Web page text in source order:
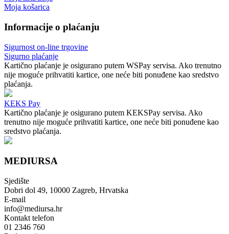
Moja košarica
Informacije o plaćanju
Sigurnost on-line trgovine
Sigurno plaćanje
Kartično plaćanje je osigurano putem WSPay servisa. Ako trenutno
nije moguće prihvatiti kartice, one neće biti ponuđene kao sredstvo
plaćanja.
KEKS Pay
Kartično plaćanje je osigurano putem KEKSPay servisa. Ako
trenutno nije moguće prihvatiti kartice, one neće biti ponuđene kao
sredstvo plaćanja.
MEDIURSA
Sjedište
Dobri dol 49, 10000 Zagreb, Hrvatska
E-mail
info@mediursa.hr
Kontakt telefon
01 2346 760